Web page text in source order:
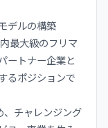
デルの構築
最大級のフリマ
ートナー企業と
るポジションで
、チャレンジング